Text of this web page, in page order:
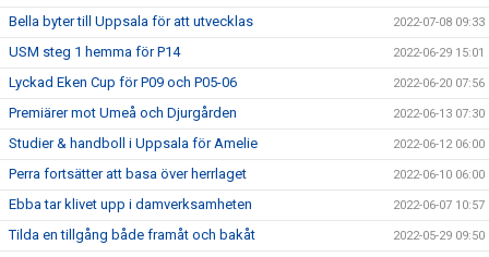
Bella byter till Uppsala för att utvecklas 2022-07-08 09:33
USM steg 1 hemma för P14 2022-06-29 15:01
Lyckad Eken Cup för P09 och P05-06 2022-06-20 07:56
Premiärer mot Umeå och Djurgården 2022-06-13 07:30
Studier & handboll i Uppsala för Amelie 2022-06-12 06:00
Perra fortsätter att basa över herrlaget 2022-06-10 06:00
Ebba tar klivet upp i damverksamheten 2022-06-07 10:57
Tilda en tillgång både framåt och bakåt 2022-05-29 09:50